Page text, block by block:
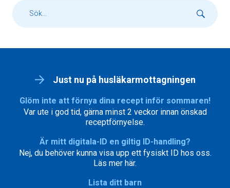
Just nu på husläkarmottagningen
Glöm inte att förnya dina recept inför sommaren!
Var ute i god tid, gärna minst 2 veckor innan önskad
receptförnyelse.
Är mitt digitala-ID en giltig ID-handling?
Nej, du behöver kunna visa upp ett fysiskt ID hos oss.
Läs mer här.
Lista ditt barn